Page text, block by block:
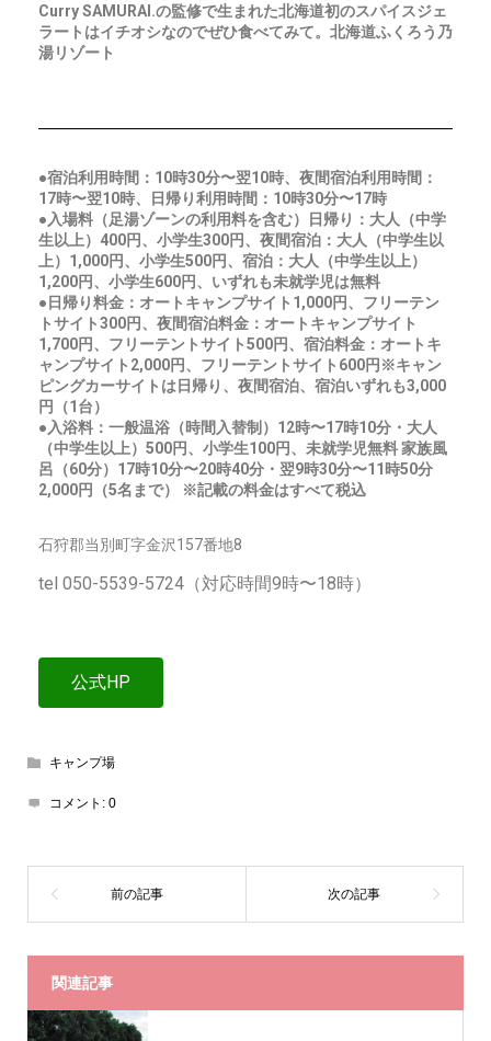
Curry SAMURAI.の監修で生まれた北海道初のスパイスジェ
ラートはイチオシなのでぜひ食べてみて。北海道ふくろう乃
湯リゾート
●宿泊利用時間：10時30分〜翌10時、夜間宿泊利用時間：
17時〜翌10時、日帰り利用時間：10時30分〜17時
●入場料（足湯ゾーンの利用料を含む）日帰り：大人（中学
生以上）400円、小学生300円、夜間宿泊：大人（中学生以
上）1,000円、小学生500円、宿泊：大人（中学生以上）
1,200円、小学生600円、いずれも未就学児は無料
●日帰り料金：オートキャンプサイト1,000円、フリーテン
トサイト300円、夜間宿泊料金：オートキャンプサイト
1,700円、フリーテントサイト500円、宿泊料金：オートキ
ャンプサイト2,000円、フリーテントサイト600円※キャン
ピングカーサイトは日帰り、夜間宿泊、宿泊いずれも3,000
円（1台）
●入浴料：一般温浴（時間入替制）12時〜17時10分・大人
（中学生以上）500円、小学生100円、未就学児無料 家族風
呂（60分）17時10分〜20時40分・翌9時30分〜11時50分
2,000円（5名まで） ※記載の料金はすべて税込
石狩郡当別町字金沢157番地8
tel 050-5539-5724（対応時間9時〜18時）
公式HP
キャンプ場
コメント: 0
関連記事